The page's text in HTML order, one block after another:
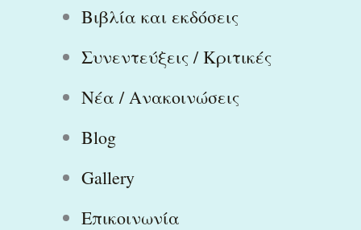
Βιβλία και εκδόσεις
Συνεντεύξεις / Κριτικές
Νέα / Ανακοινώσεις
Blog
Gallery
Επικοινωνία